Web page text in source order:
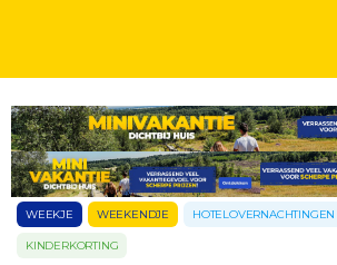
WEEKJE WEEKENDJE HOTELOVERNACHTINGEN
KINDERKORTING